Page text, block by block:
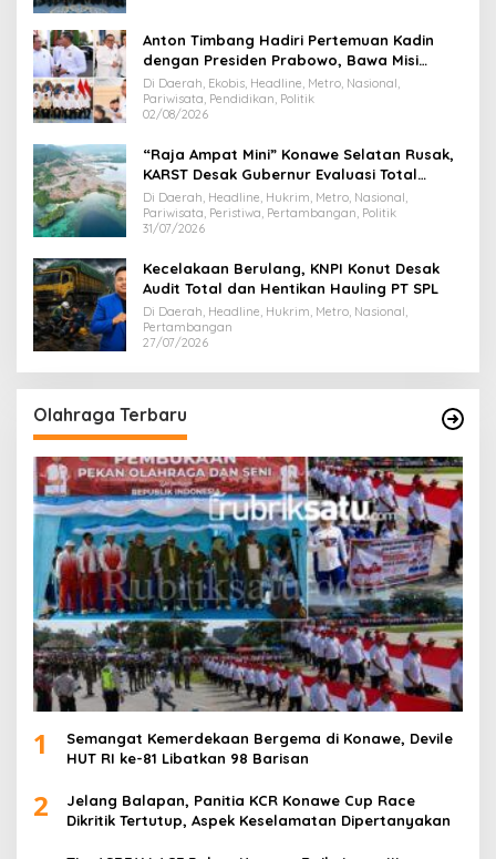
Anton Timbang Hadiri Pertemuan Kadin
dengan Presiden Prabowo, Bawa Misi
Majukan Ekonomi Sultra
Di Daerah, Ekobis, Headline, Metro, Nasional,
Pariwisata, Pendidikan, Politik
02/08/2026
“Raja Ampat Mini” Konawe Selatan Rusak,
KARST Desak Gubernur Evaluasi Total
Dispar Sultra
Di Daerah, Headline, Hukrim, Metro, Nasional,
Pariwisata, Peristiwa, Pertambangan, Politik
31/07/2026
Kecelakaan Berulang, KNPI Konut Desak
Audit Total dan Hentikan Hauling PT SPL
Di Daerah, Headline, Hukrim, Metro, Nasional,
Pertambangan
27/07/2026
Olahraga Terbaru
1
Semangat Kemerdekaan Bergema di Konawe, Devile
HUT RI ke-81 Libatkan 98 Barisan
2
Jelang Balapan, Panitia KCR Konawe Cup Race
Dikritik Tertutup, Aspek Keselamatan Dipertanyakan